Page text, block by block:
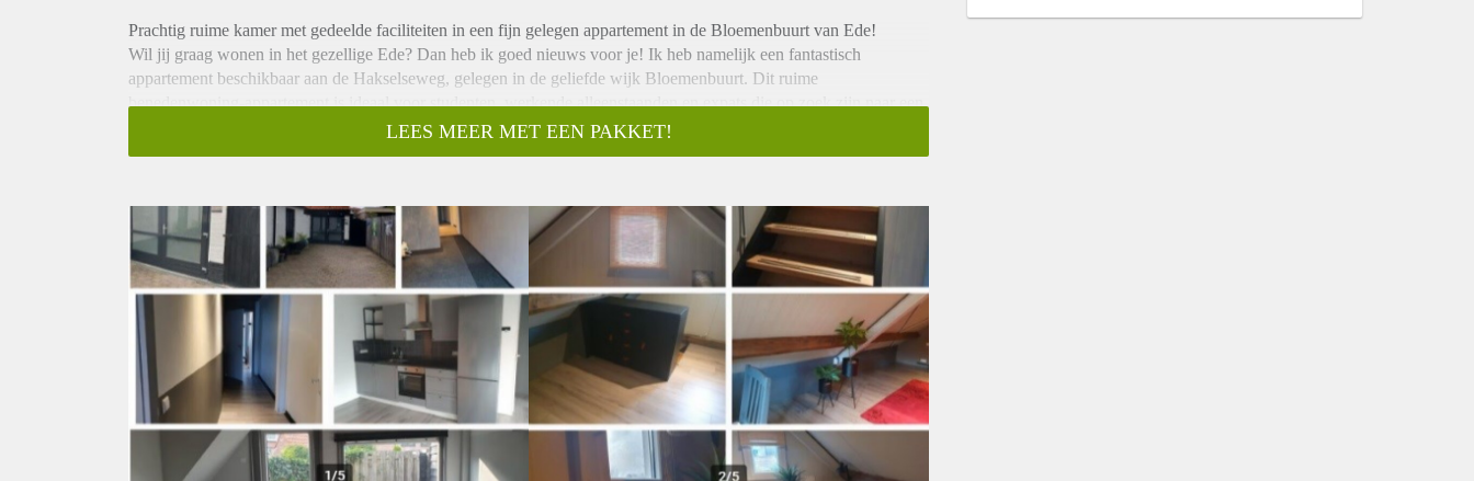
Prachtig ruime kamer met gedeelde faciliteiten in een fijn gelegen appartement in de Bloemenbuurt van Ede!
Wil jij graag wonen in het gezellige Ede? Dan heb ik goed nieuws voor je! Ik heb namelijk een fantastisch
appartement beschikbaar aan de Hakselseweg, gelegen in de geliefde wijk Bloemenbuurt. Dit ruime
benedenwoning-appartement is ideaal voor studenten, werkende alleenstaanden en expats die op zoek zijn naar een
gezellige en comfortabele plek om te wonen.
Direct beschikbaar!
temperatuur en natuurlijk licht. En alsof dat nog niet genoeg is, krijg je ook toegang tot de gezamenlijke
woonkamer/keuken, douche/wc en wasmachine/droger. Daarnaast is er zelfs een achtertuintje waar je lekker kunt
ontspannen en is er voldoende parkeerruimte aan de voorkant van het appartement.
Ideaal voor 1 persoon!
Dit appartement is perfect voor jou als je alleen woont. Je kunt de faciliteiten delen met onze andere medebewoner,
wat zorgt voor een gezellige en sociale sfeer. Daarnaast is het appartement gelegen in de levendige buurt van Ede
West, vlakbij het Rozenplein. Hier vind je allerlei gezellige cafés, winkels en restaurants waar je kunt genieten van
een heerlijke maaltijd of een drankje.
Geen huisdieren toegestaan
Als je een huisdier hebt, moet ik je helaas teleurstellen. In dit appartement zijn huisdieren niet toegestaan. We
begrijpen dat dit een belangrijk punt kan zijn voor veel potentiële huurders, maar het helpt ook om een schoon en
LEES MEER MET EEN PAKKET!